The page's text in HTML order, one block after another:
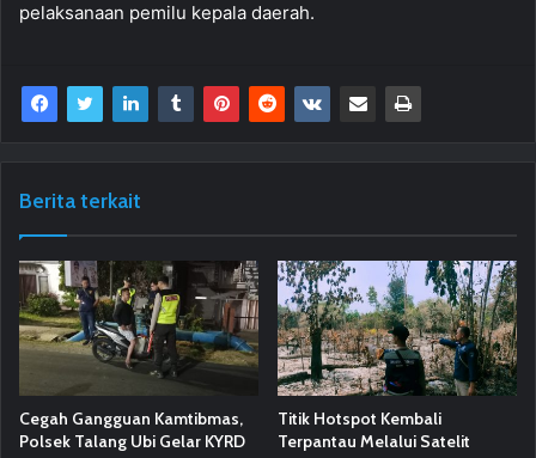
pelaksanaan pemilu kepala daerah.
Berita terkait
Cegah Gangguan Kamtibmas,
Polsek Talang Ubi Gelar KYRD
Titik Hotspot Kembali
Terpantau Melalui Satelit